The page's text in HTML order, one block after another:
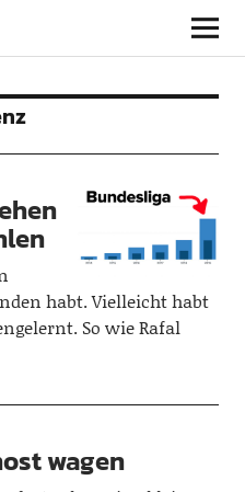
habt. Vielleicht habt
So wie Rafal
wagen